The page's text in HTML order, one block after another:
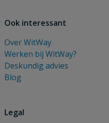
Ook interessant
Over WitWay
Werken bij WitWay?
Deskundig advies
Blog
Legal